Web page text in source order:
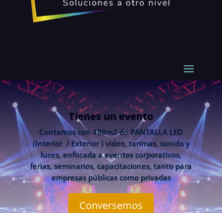
Tienes un evento
Contamos con 400m2 de PANTALLA LED
(Interior / Exterior ) video, tarimas, sonido y
luces, enfocada a eventos corporativos,
ferias, seminarios, capacitaciones, tanto para
empresas públicas como privadas
Conversemos